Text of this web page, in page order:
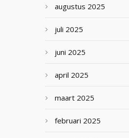
augustus 2025
juli 2025
juni 2025
april 2025
maart 2025
februari 2025